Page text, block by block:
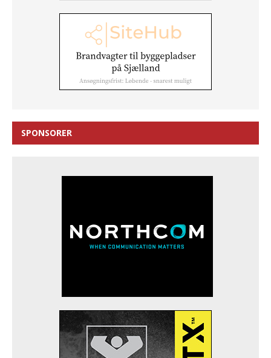
SPONSORER